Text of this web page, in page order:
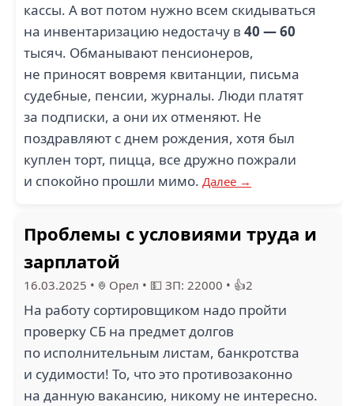
кассы. А вот потом нужно всем скидываться
на инвентаризацию недостачу в 40 — 60
тысяч. Обманывают пенсионеров,
не приносят вовремя квитанции, письма
судебные, пенсии, журналы. Люди платят
за подписки, а они их отменяют. Не
поздравляют с днем рождения, хотя был
куплен торт, пицца, все дружно пожрали
и спокойно прошли мимо. Далее →
Проблемы с условиями труда и
зарплатой
16.03.2025 • Орел • 💵 ЗП: 22000 • 👍2
На работу сортировщиком надо пройти
проверку СБ на предмет долгов
по исполнительным листам, банкротства
и судимости! То, что это противозаконно
на данную вакансию, никому не интересно.